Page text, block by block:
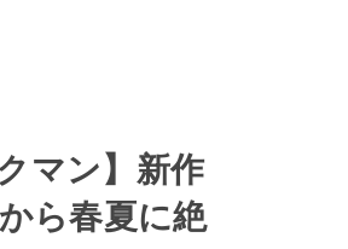
マン】新作
ら春夏に絶